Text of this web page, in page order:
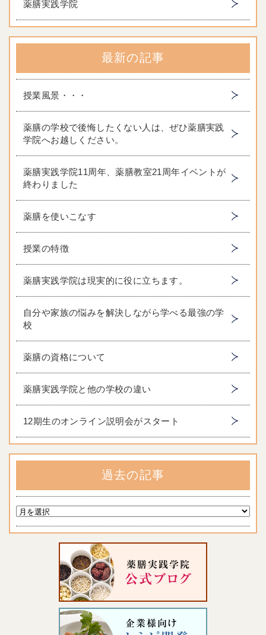
薬膳実践学院
最新の記事
授業風景・・・
薬膳の学校で後悔したくない人は、ぜひ薬膳実践
学院へお越しください。
薬膳実践学院11周年、薬膳教室21周年イベントが
終わりました
薬膳を使いこなす
授業の特徴
薬膳実践学院は現実的に役に立ちます。
自分や家族の悩みを解決しながら学べる最強の学
校
薬膳の資格について
薬膳実践学院と他の学校の違い
12期生のオンライン説明会がスタート
過去の記事